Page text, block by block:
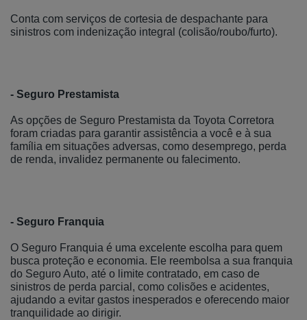
Conta com serviços de cortesia de despachante para
sinistros com indenização integral (colisão/roubo/furto).
- Seguro Prestamista
As opções de Seguro Prestamista da Toyota Corretora
foram criadas para garantir assistência a você e à sua
família em situações adversas, como desemprego, perda
de renda, invalidez permanente ou falecimento.
- Seguro Franquia
O Seguro Franquia é uma excelente escolha para quem
busca proteção e economia. Ele reembolsa a sua franquia
do Seguro Auto, até o limite contratado, em caso de
sinistros de perda parcial, como colisões e acidentes,
ajudando a evitar gastos inesperados e oferecendo maior
tranquilidade ao dirigir.